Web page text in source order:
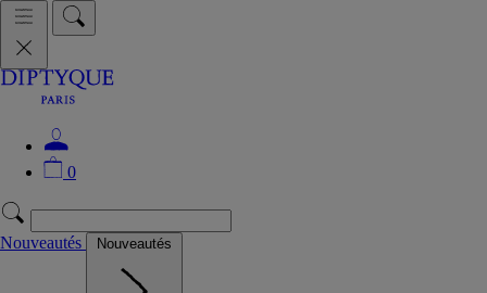
0
Nouveautés Nouveautés